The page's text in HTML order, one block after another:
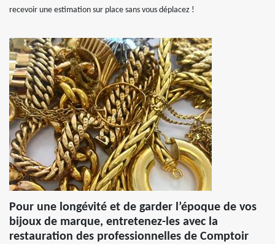
recevoir une estimation sur place sans vous déplacez !
Pour une longévité et de garder l’époque de vos
bijoux de marque, entretenez-les avec la
restauration des professionnelles de Comptoir